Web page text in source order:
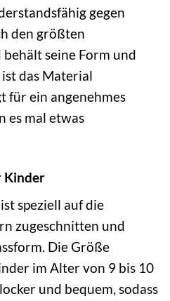
gegen
den größten
seine Form und
das Material
für ein angenehmes
es mal etwas
Kinder
speziell auf die
zugeschnitten und
Die Größe
im Alter von 9 bis 10
und bequem, sodass